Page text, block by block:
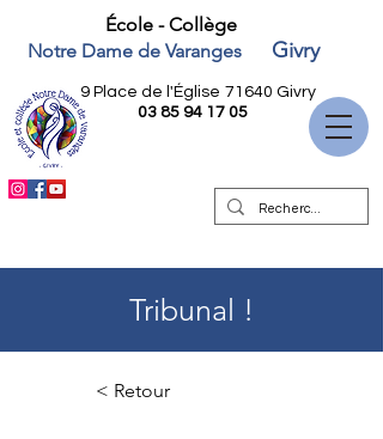
École - Collège
Notre Dame de Varanges
Givry
9 Place de l'Église 71640 Givry
03 85 94 17 05
Tribunal !
< Retour